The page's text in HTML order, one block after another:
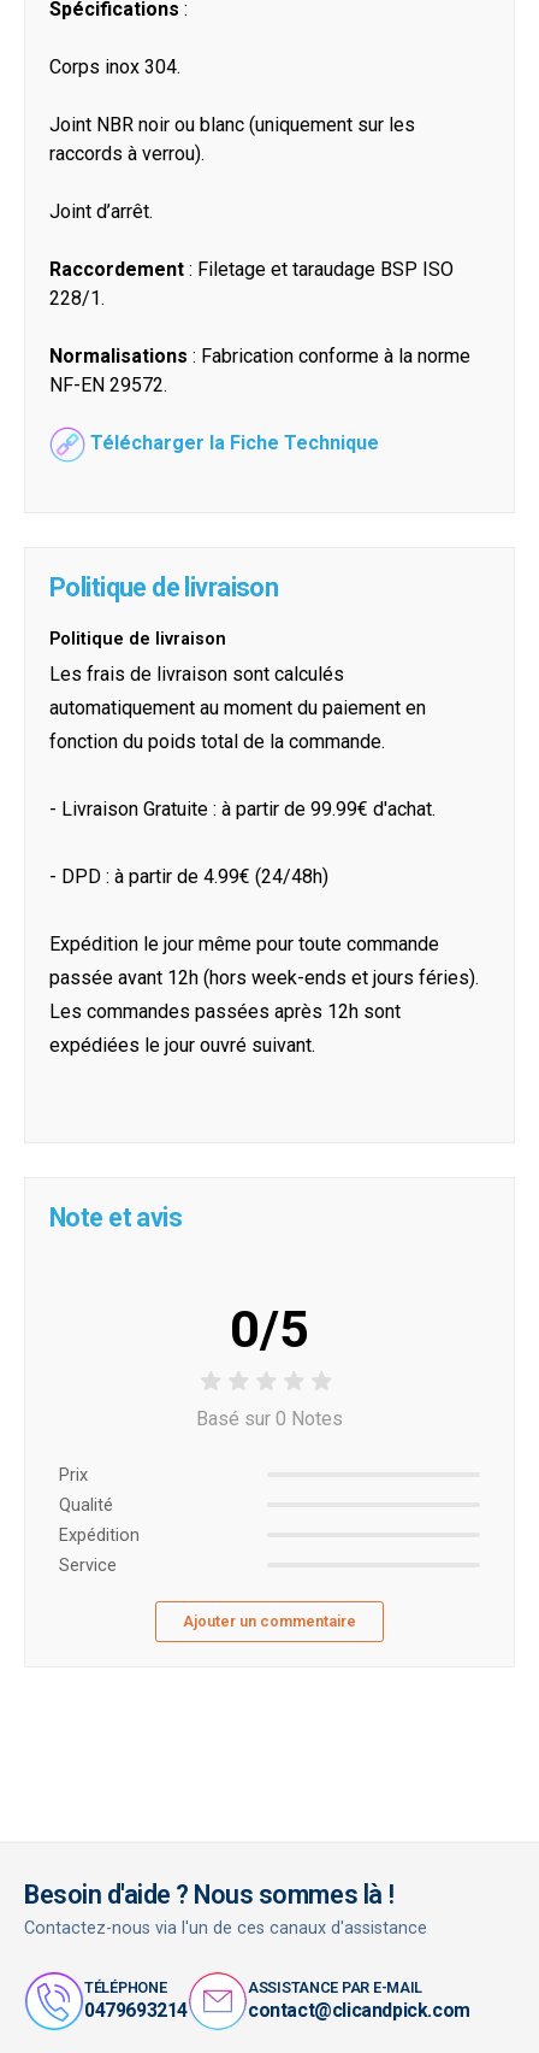
Spécifications :
Corps inox 304.
Joint NBR noir ou blanc (uniquement sur les
raccords à verrou).
Joint d’arrêt.
Raccordement : Filetage et taraudage BSP ISO
228/1.
Normalisations : Fabrication conforme à la norme
NF-EN 29572.
Télécharger la Fiche Technique
Politique de livraison
Politique de livraison
Les frais de livraison sont calculés
automatiquement au moment du paiement en
fonction du poids total de la commande.
- Livraison Gratuite : à partir de 99.99€ d'achat.
- DPD : à partir de 4.99€ (24/48h)
Expédition le jour même pour toute commande
passée avant 12h (hors week-ends et jours féries).
Les commandes passées après 12h sont
expédiées le jour ouvré suivant.
Note et avis
0/5
Basé sur 0 Notes
Prix ​​
Qualité
Expédition
Service
Ajouter un commentaire
Besoin d'aide ? Nous sommes là !
Contactez-nous via l'un de ces canaux d'assistance
TÉLÉPHONE
0479693214
ASSISTANCE PAR E-MAIL
contact@clicandpick.com